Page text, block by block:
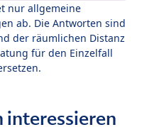
nur allgemeine
ab. Die Antworten sind
der räumlichen Distanz
für den Einzelfall
interessieren